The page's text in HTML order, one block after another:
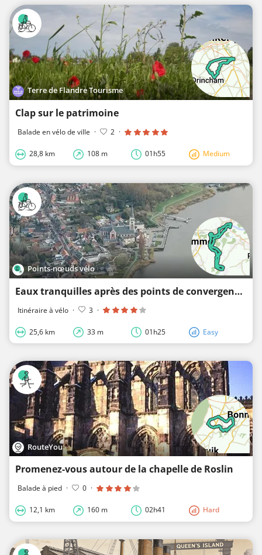
Terre de Flandre Tourisme
Clap sur le patrimoine
Balade en vélo de ville · 2 ·
28,8 km 108 m 01h55 Medium
Points-nœuds vélo
Eaux tranquilles après des points de convergence
Itinéraire à vélo · 3 ·
25,6 km 33 m 01h25 Easy
RouteYou
Promenez-vous autour de la chapelle de Roslin
Balade à pied · 0 ·
12,1 km 160 m 02h41 Hard